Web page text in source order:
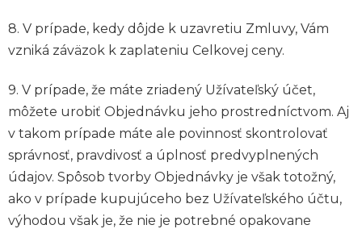
8. V prípade, kedy dôjde k uzavretiu Zmluvy, Vám
vzniká záväzok k zaplateniu Celkovej ceny.
9. V prípade, že máte zriadený Užívateľský účet,
môžete urobiť Objednávku jeho prostredníctvom. Aj
v takom prípade máte ale povinnosť skontrolovať
správnosť, pravdivosť a úplnosť predvyplnených
údajov. Spôsob tvorby Objednávky je však totožný,
ako v prípade kupujúceho bez Užívateľského účtu,
výhodou však je, že nie je potrebné opakovane